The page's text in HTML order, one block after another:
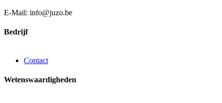
E-Mail: info@juzo.be
Bedrijf
Contact
Wetenswaardigheden